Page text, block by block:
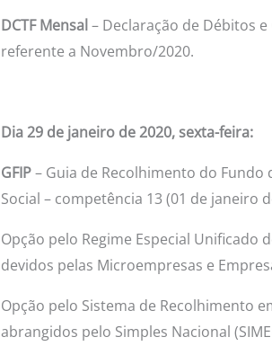
DCTF Mensal– Declaração de Débitos
referente a Novembro/2020.
Dia 29 de janeiro de 2020, sexta-feira:
GFIP– Guia de Recolhimento do Fundo
Social – competência 13 (01 de janeiro
Opção pelo Regime Especial Unificado
devidos pelas Microempresas e
Opção pelo Sistema de Recolhimento
abrangidos pelo Simples Nacional